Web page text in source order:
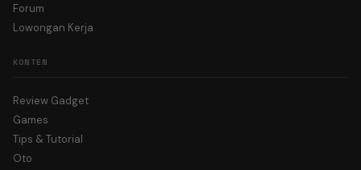
Forum
Lowongan Kerja
KONTEN
Review Gadget
Games
Tips & Tutorial
Oto